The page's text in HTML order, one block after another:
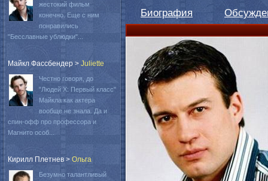
Биография
жестокий фильм
конечно. Еще с ним
понравились
"Бесславные ублюдки"...
Майкл Фассбендер > Juliette
Честно говоря, до
"Людей Х: Первый класс"
Майкла как актера
вообще не знала. Да и
спин-офф про профессора и
Магнито особ...
Кирилл Плетнев > Oльга
Безумно талантливый